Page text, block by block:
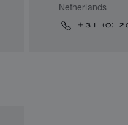
Netherlands
+31 (0)